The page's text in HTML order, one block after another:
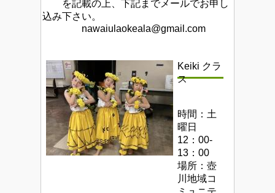
を記載の上、 下記までメールでお申し
込み下さい。
nawaiulaokeala@gmail.com
Keiki クラ
ス
時間：土
曜日
12：00-
13：00
場所：壺
川地域コ